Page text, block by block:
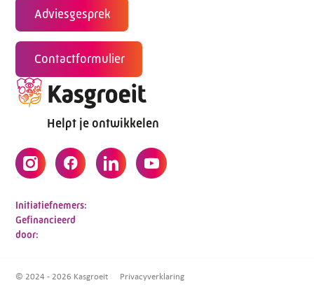
Adviesgesprek
Contactformulier
Helpt je ontwikkelen
Initiatiefnemers:
Gefinancieerd
door:
© 2024 - 2026 Kasgroeit Privacyverklaring